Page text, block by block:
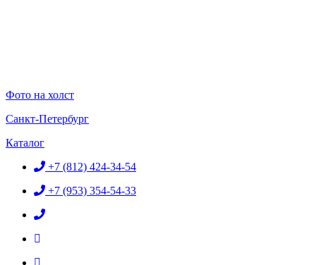
Фото на холст
Санкт-Петербург
Каталог
+7 (812) 424-34-54
+7 (953) 354-54-33